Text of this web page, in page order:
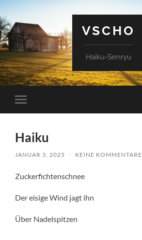
VSCHO
Haiku-Senryu
Mobile-
Menü
Haiku
JANUAR 3, 2025 / KEINE KOMMENTARE
Zuckerfichtenschnee
Der eisige Wind jagt ihn
Über Nadelspitzen